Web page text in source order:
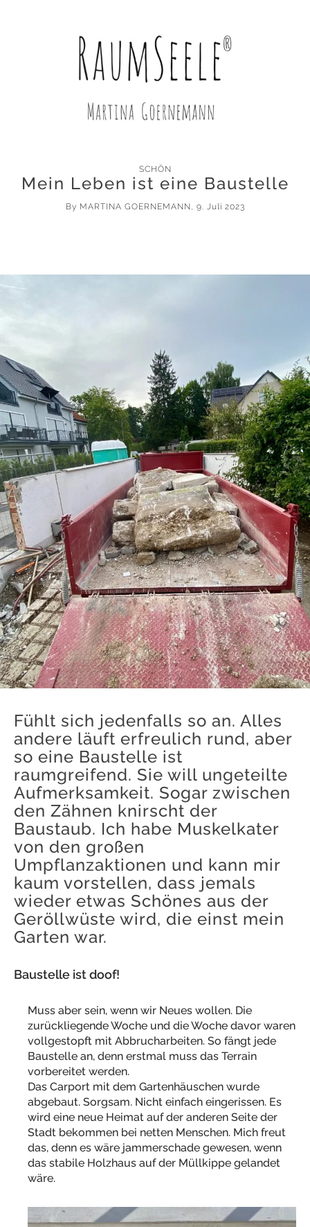
SCHÖN
Mein Leben ist eine Baustelle
By MARTINA GOERNEMANN , 9. Juli 2023
Fühlt sich jedenfalls so an. Alles
andere läuft erfreulich rund, aber
so eine Baustelle ist
raumgreifend. Sie will ungeteilte
Aufmerksamkeit. Sogar zwischen
den Zähnen knirscht der
Baustaub. Ich habe Muskelkater
von den großen
Umpflanzaktionen und kann mir
kaum vorstellen, dass jemals
wieder etwas Schönes aus der
Geröllwüste wird, die einst mein
Garten war.
Baustelle ist doof!
Muss aber sein, wenn wir Neues wollen. Die
zurückliegende Woche und die Woche davor waren
vollgestopft mit Abbrucharbeiten. So fängt jede
Baustelle an, denn erstmal muss das Terrain
vorbereitet werden.
Das Carport mit dem Gartenhäuschen wurde
abgebaut. Sorgsam. Nicht einfach eingerissen. Es
wird eine neue Heimat auf der anderen Seite der
Stadt bekommen bei netten Menschen. Mich freut
das, denn es wäre jammerschade gewesen, wenn
das stabile Holzhaus auf der Müllkippe gelandet
wäre.